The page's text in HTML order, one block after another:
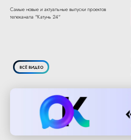
Самые новые и актуальные выпуски проектов
телеканала "Катунь 24"
ВСЁ ВИДЕО